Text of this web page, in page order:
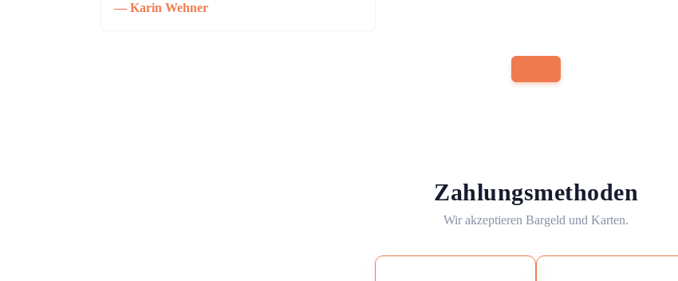
Karin Wehner
Zahlungsmethoden
Wir akzeptieren Bargeld und Karten.